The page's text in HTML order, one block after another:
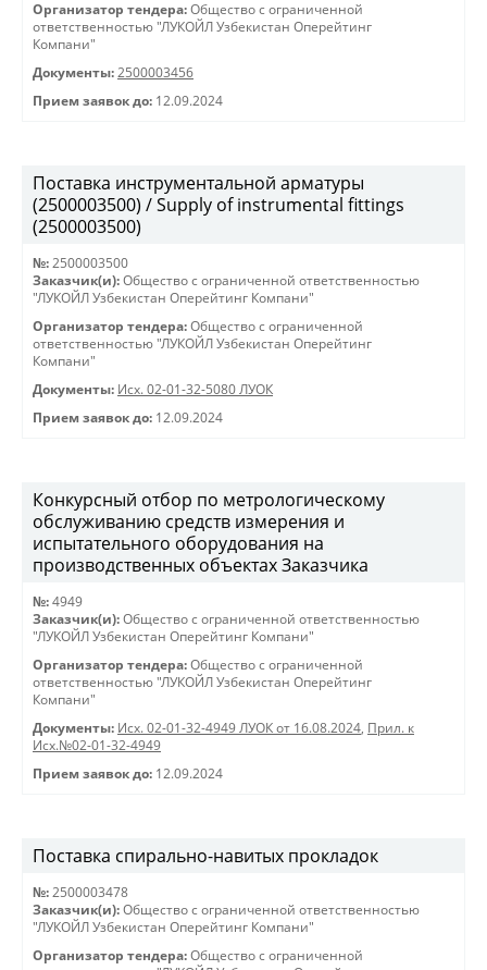
Организатор тендера: Общество с ограниченной
ответственностью "ЛУКОЙЛ Узбекистан Оперейтинг
Компани"
Документы: 2500003456
Прием заявок до: 12.09.2024
Поставка инструментальной арматуры
(2500003500) / Supply of instrumental fittings
(2500003500)
№: 2500003500
Заказчик(и): Общество с ограниченной ответственностью
"ЛУКОЙЛ Узбекистан Оперейтинг Компани"
Организатор тендера: Общество с ограниченной
ответственностью "ЛУКОЙЛ Узбекистан Оперейтинг
Компани"
Документы: Исх. 02-01-32-5080 ЛУОК
Прием заявок до: 12.09.2024
Конкурсный отбор по метрологическому
обслуживанию средств измерения и
испытательного оборудования на
производственных объектах Заказчика
№: 4949
Заказчик(и): Общество с ограниченной ответственностью
"ЛУКОЙЛ Узбекистан Оперейтинг Компани"
Организатор тендера: Общество с ограниченной
ответственностью "ЛУКОЙЛ Узбекистан Оперейтинг
Компани"
Документы: Исх. 02-01-32-4949 ЛУОК от 16.08.2024, Прил. к
Исх.№02-01-32-4949
Прием заявок до: 12.09.2024
Поставка спирально-навитых прокладок
№: 2500003478
Заказчик(и): Общество с ограниченной ответственностью
"ЛУКОЙЛ Узбекистан Оперейтинг Компани"
Организатор тендера: Общество с ограниченной